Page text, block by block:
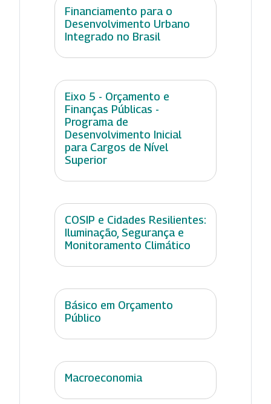
Financiamento para o
Desenvolvimento Urbano
Integrado no Brasil
Eixo 5 - Orçamento e
Finanças Públicas -
Programa de
Desenvolvimento Inicial
para Cargos de Nível
Superior
COSIP e Cidades Resilientes:
Iluminação, Segurança e
Monitoramento Climático
Básico em Orçamento
Público
Macroeconomia